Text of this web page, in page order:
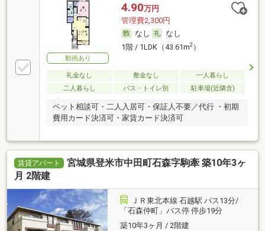
動画あり
4.90万円
管理費2,300円
なし
なし
1階 / 1LDK（43.61m2）
礼金なし 敷金なし
一人暮らし
二人暮らし
バス・トイレ別 駐車場(近隣含)
ペット相談可・二人入居可・保証人不要／代行 ・初期
費用カード決済可・家賃カード決済可
賃貸アパート
宮城県登米市中田町石森字駒牽 築10年3ヶ
月 2階建
ＪＲ東北本線 石越駅 バス13分/
「石森仲町」バス停 停歩19分
築10年3ヶ月 / 2階建